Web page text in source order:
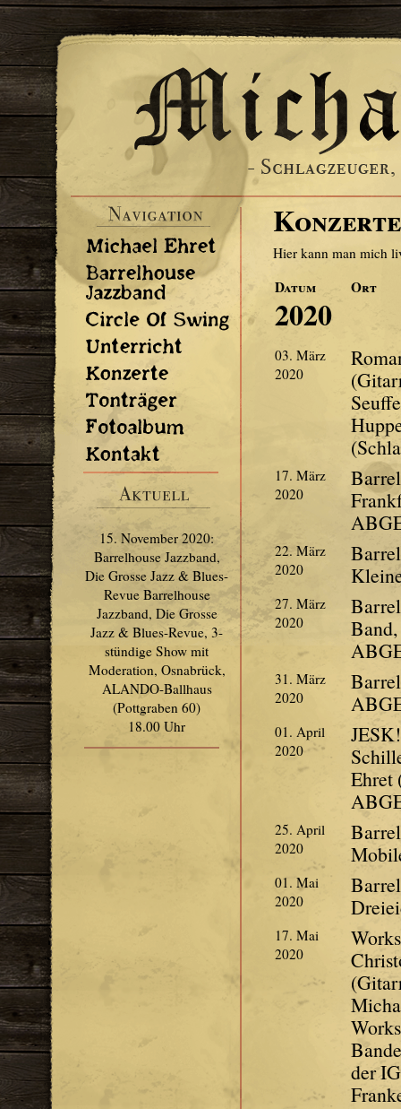
Michael
Ehret
-
Schlagzeuger,
Lehrer,
Maler
&
Autor
Navigation
Michael
Ehret
Barrelhouse
Jazzband
Circle
Swing
Unterricht
Konzerte
Tonträger
Fotoalbum
Kontakt
Aktuell
15. November 2020:
Barrelhouse Jazzband,
Die Grosse Jazz & Blues-
Revue Barrelhouse
Jazzband, Die Grosse
Jazz & Blues-Revue, 3-
stündige Show mit
Moderation, Osnabrück,
ALANDO-Ballhaus
(Pottgraben 60)
18.00 Uhr
Konzerte
Hier kann man mich
Datum Ort
2020
03. März
2020
17. März
2020
22. März
2020
27. März
2020
31. März
2020
01. April
2020
Ehret
25. April
2020
01. Mai
2020
17. Mai
2020
der